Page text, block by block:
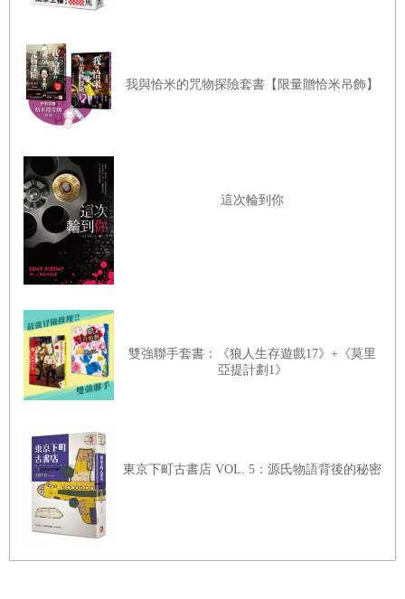
剩兩分半了，寶寶！」直通地下一樓剪接室的麥克風揚起森島苛酷的
聲音，「你說怎麼辦？要不要叫老爹扯些廢話？要再拖幾分鐘才會
好？你說話呀，白癡！」
從地下傳來顫抖似的微弱聲音。
「那個女人在幹什麼？」
「她說還有三個鏡頭一定要剪接進去。」
「媽的，只剩下一分四十五秒了。」
森島雖然在言談舉止間惡態畢露，極盡藐視女性之能事，內心卻對遠
藤瑤子的魔法深信不疑，所以忍不住對自己感到生氣。
「我遲早要幹掉那個女人。」
首都電視台地下一樓的剪接室內，堆積著各式各樣的機器，幾乎快頂
到低矮的天花板，宛如一座用金屬、燈泡與半導體組成的要塞。某位
和電視一同走過黃金時代的編劇曾說，日本的電視能捉住觀眾的心，
既不是靠明星，亦非靠節目企畫，而是靠影像剪接技術。如果此話不
我與恰米的咒物探險套書【限量贈恰米吊飾】
這次輪到你
雙強聯手套書：《狼人生存遊戲17》+《莫里
亞提計劃1》
東京下町古書店 VOL. 5：源氏物語背後的秘密